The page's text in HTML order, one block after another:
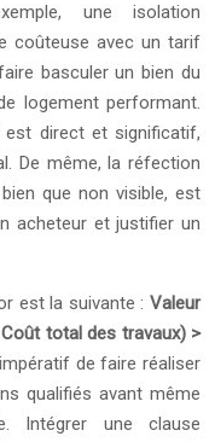
une isolation
coûteuse avec un tarif
basculer un bien du
logement performant.
est direct et significatif,
De même, la réfection
que non visible, est
acheteur et justifier un
est la suivante : Valeur
total des travaux) >
de faire réaliser
qualifiés avant même
Intégrer une clause